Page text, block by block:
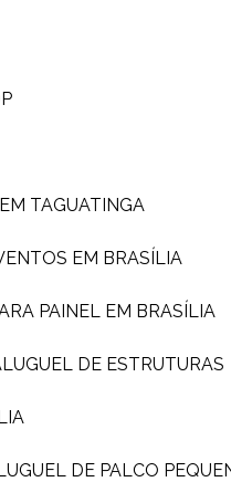
TAGUATINGA
EM BRASÍLIA
PAINEL EM BRASÍLIA
ALUGUEL DE ESTRUTURAS
DE PALCO